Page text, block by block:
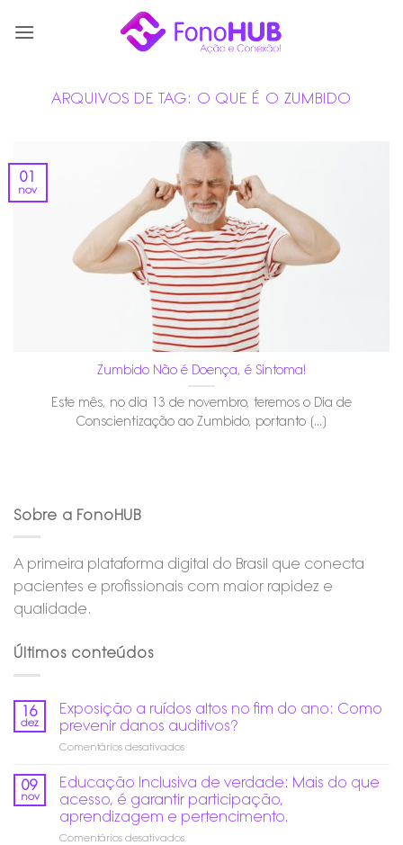
ARQUIVOS DE TAG: O QUE É O ZUMBIDO
Zumbido Não é Doença, é Sintoma!
Este mês, no dia 13 de novembro, teremos o Dia de
Conscientização ao Zumbido, portanto [...]
01
nov
Sobre a FonoHUB
A primeira plataforma digital do Brasil que conecta
pacientes e profissionais com maior rapidez e
qualidade.
Últimos conteúdos
16
dez
Exposição a ruídos altos no fim do ano: Como
prevenir danos auditivos?
Comentários desativadosem
ruídos
altos
no
fim
09
nov
Educação Inclusiva de verdade: Mais do que
acesso, é garantir participação,
aprendizagem e pertencimento.
Comentários desativadosem